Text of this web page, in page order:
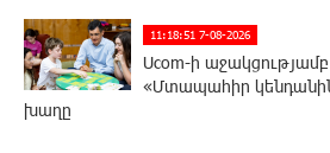
11:18:51 7-08-2026
Ucom-ի
«Մտապահիր
խաղը